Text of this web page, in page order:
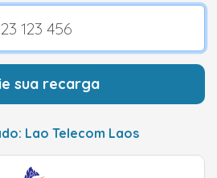
sua recarga
Lao Telecom Laos